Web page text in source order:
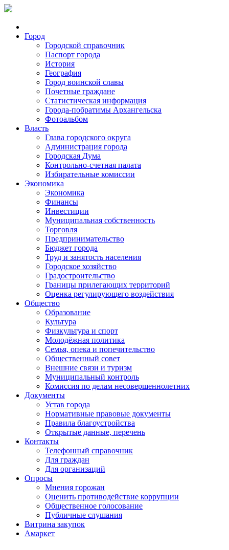
Город
Городской справочник
Паспорт города
История
География
Город воинской славы
Почетные граждане
Статистическая информация
Города-побратимы Архангельска
Фотоальбом
Власть
Глава городского округа
Администрация города
Городская Дума
Контрольно-счетная палата
Избирательные комиссии
Экономика
Экономика
Финансы
Инвестиции
Муниципальная собственность
Торговля
Предпринимательство
Бюджет города
Труд и занятость населения
Городское хозяйство
Градостроительство
Границы прилегающих территорий
Оценка регулирующего воздействия
Общество
Образование
Культура
Физкультура и спорт
Молодёжная политика
Семья, опека и попечительство
Общественный совет
Внешние связи и туризм
Муниципальный контроль
Комиссия по делам несовершеннолетних
Документы
Устав города
Нормативные правовые документы
Правила благоустройства
Открытые данные, перечень
Контакты
Телефонный справочник
Для граждан
Для организаций
Опросы
Мнения горожан
Оценить противодействие коррупции
Общественное голосование
Публичные слушания
Витрина закупок
Амаркет